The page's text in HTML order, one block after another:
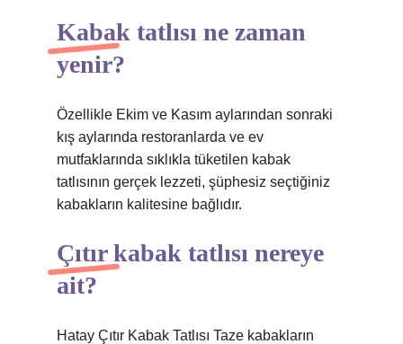
Kabak tatlısı ne zaman
yenir?
Özellikle Ekim ve Kasım aylarından sonraki
kış aylarında restoranlarda ve ev
mutfaklarında sıklıkla tüketilen kabak
tatlısının gerçek lezzeti, şüphesiz seçtiğiniz
kabakların kalitesine bağlıdır.
Çıtır kabak tatlısı nereye
ait?
Hatay Çıtır Kabak Tatlısı Taze kabakların